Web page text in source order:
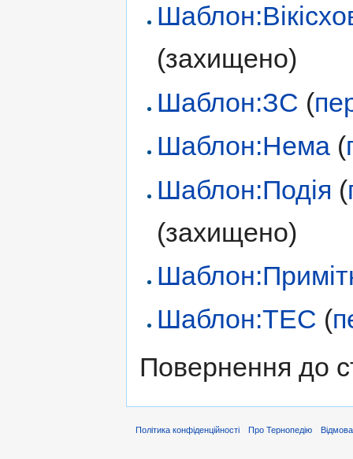
(захищено)
Шаблон:ЗС (
Шаблон:Нема (
Шаблон:Подія (
(захищено)
Шаблон:ТЕС (
Повернення до
Політика конфіденційності Про Тернопедію Відмова